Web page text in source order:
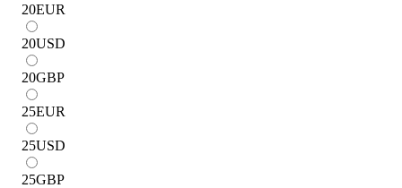
20EUR
20USD
20GBP
25EUR
25USD
25GBP